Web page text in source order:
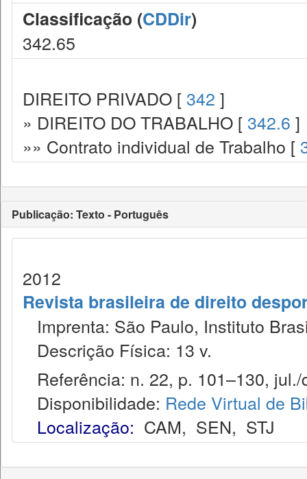
Classificação (CDDir)
342.65
DIREITO PRIVADO [ 342 ]
» DIREITO DO TRABALHO [ 342.6 ]
»» Contrato individual de Trabalho [
Publicação: Texto - Português
2012
Revista brasileira de direito
Imprenta: São Paulo, Instituto
Descrição Física: 13 v.
Referência: n. 22, p. 101–130,
Disponibilidade: Rede Virtual de
Localização: CAM, SEN, STJ